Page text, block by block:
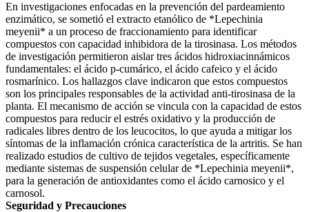
En investigaciones enfocadas en la prevención del pardeamiento
enzimático, se sometió el extracto etanólico de *Lepechinia
meyenii* a un proceso de fraccionamiento para identificar
compuestos con capacidad inhibidora de la tirosinasa. Los métodos
de investigación permitieron aislar tres ácidos hidroxiacinnámicos
fundamentales: el ácido p-cumárico, el ácido cafeico y el ácido
rosmarínico. Los hallazgos clave indicaron que estos compuestos
son los principales responsables de la actividad anti-tirosinasa de la
planta. El mecanismo de acción se vincula con la capacidad de estos
compuestos para reducir el estrés oxidativo y la producción de
radicales libres dentro de los leucocitos, lo que ayuda a mitigar los
síntomas de la inflamación crónica característica de la artritis. Se han
realizado estudios de cultivo de tejidos vegetales, específicamente
mediante sistemas de suspensión celular de *Lepechinia meyenii*,
para la generación de antioxidantes como el ácido carnosico y el
carnosol.
Seguridad y Precauciones